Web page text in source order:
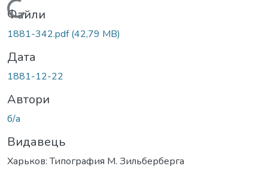
Вантажиться...
Файли
1881-342.pdf(42,79 MB)
Дата
1881-12-22
Автори
б/а
Видавець
Харьков: Типография М. Зильберберга